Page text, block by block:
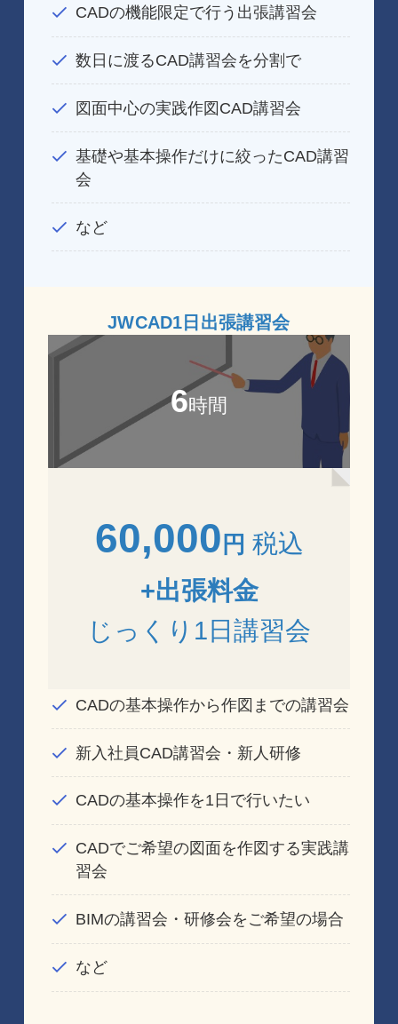
CADの機能限定で行う出張講習会
数日に渡るCAD講習会を分割で
図面中心の実践作図CAD講習会
基礎や基本操作だけに絞ったCAD講習
会
など
JWCAD1日出張講習会
6時間
60,000 円 税込
+出張料金
じっくり1日講習会
CADの基本操作から作図までの講習会
新入社員CAD講習会・新人研修
CADの基本操作を1日で行いたい
CADでご希望の図面を作図する実践講
習会
BIMの講習会・研修会をご希望の場合
など